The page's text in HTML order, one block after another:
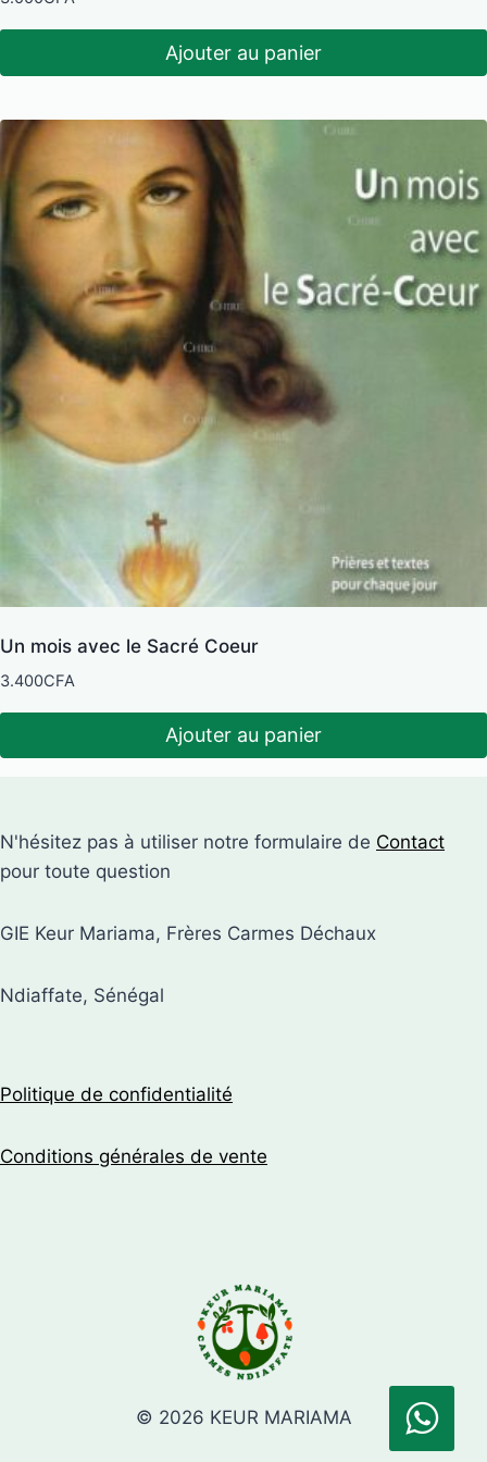
Ajouter au panier
Un mois avec le Sacré Coeur
3.400CFA
Ajouter au panier
N'hésitez pas à utiliser notre formulaire de Contact
pour toute question
GIE Keur Mariama, Frères Carmes Déchaux
Ndiaffate, Sénégal
Politique de confidentialité
Conditions générales de vente
© 2026 KEUR MARIAMA